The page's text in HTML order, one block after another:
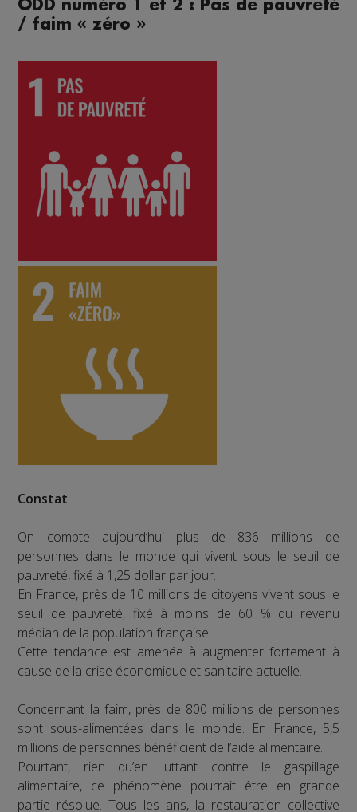
ODD numéro 1 et 2 : Pas de pauvreté
/ faim « zéro »
Constat
On compte aujourd’hui plus de 836 millions de
personnes dans le monde qui vivent sous le seuil de
pauvreté, fixé à 1,25 dollar par jour.
En France, près de 10 millions de citoyens vivent sous le
seuil de pauvreté, fixé à moins de 60 % du revenu
médian de la population française.
Cette tendance est amenée à augmenter fortement à
cause de la crise économique et sanitaire actuelle.
Concernant la faim, près de 800 millions de personnes
sont sous-alimentées dans le monde. En France, 5,5
millions de personnes bénéficient de l’aide alimentaire.
Pourtant, rien qu’en luttant contre le gaspillage
alimentaire, ce phénomène pourrait être en grande
partie résolue. Tous les ans, la restauration collective